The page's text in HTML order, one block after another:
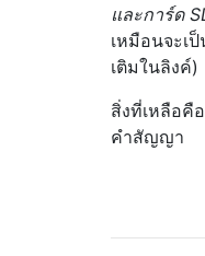
และการ์ด
เหมือนจะเ
เติมในลิงค์)
สิ่งที่เหลือคื
คำสัญญา